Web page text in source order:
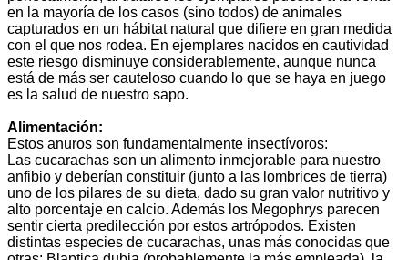
en la mayoría de los casos (sino todos) de animales
capturados en un hábitat natural que difiere en gran medida
con el que nos rodea. En ejemplares nacidos en cautividad
este riesgo disminuye considerablemente, aunque nunca
está de más ser cauteloso cuando lo que se haya en juego
es la salud de nuestro sapo.
Alimentación:
Estos anuros son fundamentalmente insectívoros:
Las cucarachas son un alimento inmejorable para nuestro
anfibio y deberían constituir (junto a las lombrices de tierra)
uno de los pilares de su dieta, dado su gran valor nutritivo y
alto porcentaje en calcio. Además los Megophrys parecen
sentir cierta predilección por estos artrópodos. Existen
distintas especies de cucarachas, unas más conocidas que